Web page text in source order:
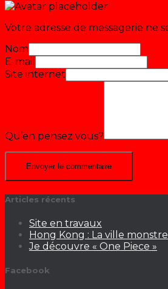
Votre adresse de messagerie ne
Nom
E-mail
Site internet
Qu’en pensez vous?
Articles récents
Site en travaux
Hong Kong : La ville monstre
Je découvre « One Piece »
Facebook